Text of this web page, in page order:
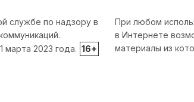
При любом
в Интернете
материалы из
службе по надзору в
2023 года. 16+